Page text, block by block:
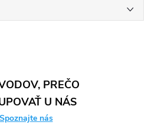
PREČO
U NÁS
Spoznajte nás